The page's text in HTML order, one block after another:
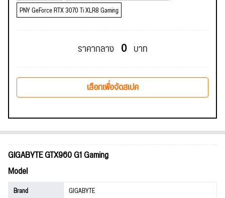
PNY GeForce RTX 3070 Ti XLR8 Gaming
ราคากลาง 0 บาท
เลือกเพื่อจัดสเปค
GIGABYTE GTX960 G1 Gaming
Model
Brand
GIGABYTE